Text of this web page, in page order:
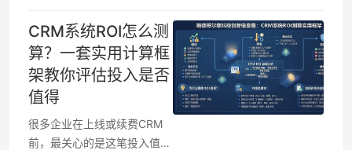
持续激活会员，需要从分层策
略、自动化流程、内容触达、
激励机制到团队协同，一整套
配合，而不是零散发送几条短
信。
CRM系统ROI怎么测
算？一套实用计算框
架教你评估投入是否
值得
很多企业在上线或续费CRM
前，最关心的是这笔投入值不